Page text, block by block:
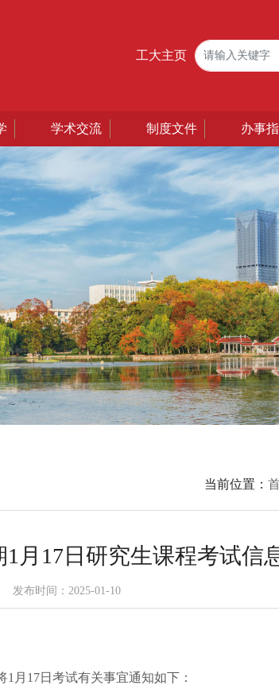
工大主页
学术交流 制度文件 办事
当前位置：
月17日研究生课程考试信
发布时间：2025-01-10
1月17日考试有关事宜通知如下：